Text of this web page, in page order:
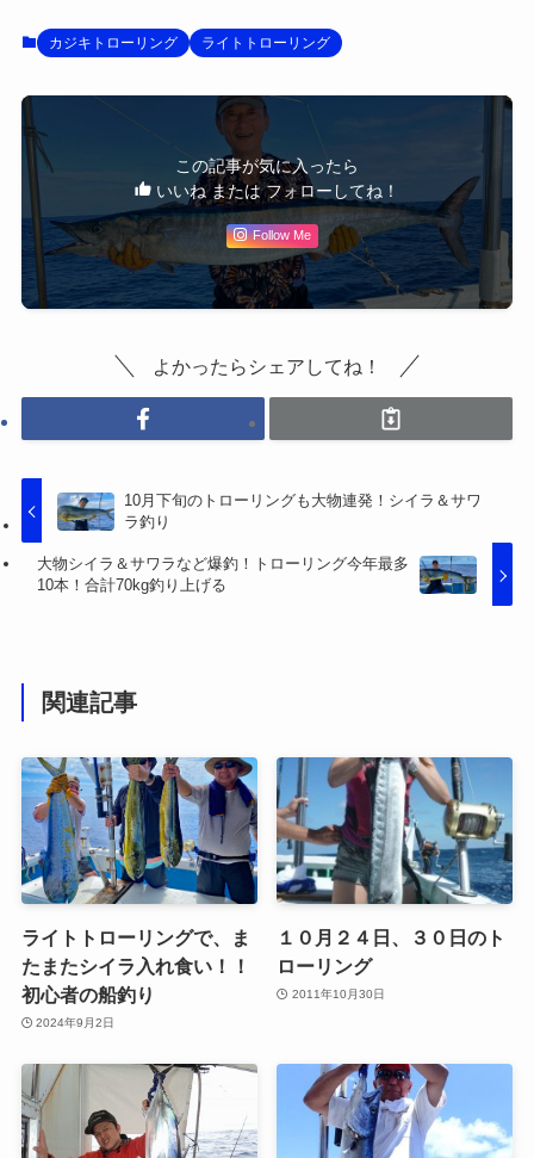
カジキトローリング ライトトローリング
この記事が気に入ったら
いいね または フォローしてね！
Follow Me
よかったらシェアしてね！
10月下旬のトローリングも大物連発！シイラ＆サワ
ラ釣り
大物シイラ＆サワラなど爆釣！トローリング今年最多
10本！合計70kg釣り上げる
関連記事
ライトトローリングで、ま
たまたシイラ入れ食い！！
初心者の船釣り
2024年9月2日
１０月２４日、３０日のト
ローリング
2011年10月30日